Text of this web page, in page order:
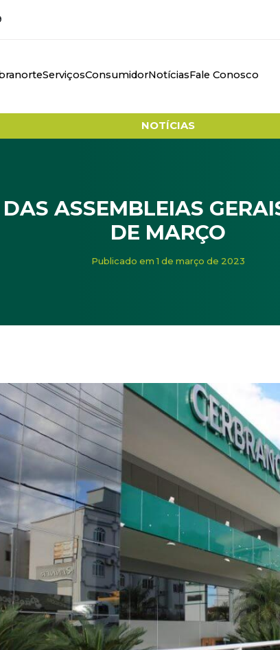
ServiçosConsumidorNotíciasFale Conosco
NOTÍCIAS
ASSEMBLEIAS
DE MARÇO
gerais da Cerbranorte: 29 de março
Publicado em 1 de março de 2023